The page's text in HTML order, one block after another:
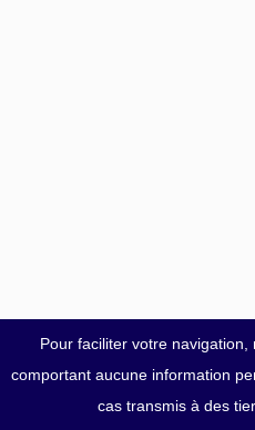
Pour faciliter votre
comportant aucune information
cas transmis à des